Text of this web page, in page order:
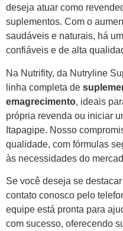
deseja atuar como
suplementos. Com o
saudáveis e naturais, há
confiáveis e de alta
Na Nutrifity, da Nutryline
linha completa de
emagrecimento, ideais
própria revenda ou iniciar
Itapagipe. Nosso
qualidade, com fórmulas
às necessidades do
Se você deseja se
contato conosco pelo
equipe está pronta para
com sucesso, oferecendo